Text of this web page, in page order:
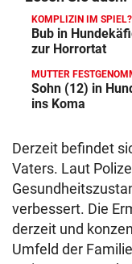
KOMPLIZIN IM SPIEL?
Bub in
zur Horrortat
MUTTER
Sohn (12) in
ins Koma
Derzeit befindet
Vaters. Laut
verbessert. Die
derzeit und
Umfeld der